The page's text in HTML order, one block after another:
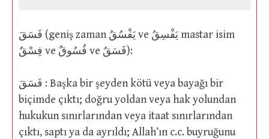
فَسَقَ (geniş zaman يَفْسُقُ ve يَفْسِقُ mastar isim
فِسْقٌ ve فُسُوقٌ ve فَسَقٌ):
فَسَقَ : Başka bir şeyden kötü veya bayağı bir
biçimde çıktı; doğru yoldan veya hak yolundan
hukukun sınırlarından veya itaat sınırlarından
çıktı, saptı ya da ayrıldı; Allah’ın c.c. buyruğunu